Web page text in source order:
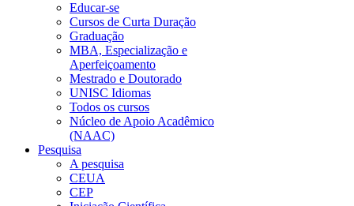
Educar-se
Cursos de Curta Duração
Graduação
MBA, Especialização e
Aperfeiçoamento
Mestrado e Doutorado
UNISC Idiomas
Todos os cursos
Núcleo de Apoio Acadêmico
(NAAC)
Pesquisa
A pesquisa
CEUA
CEP